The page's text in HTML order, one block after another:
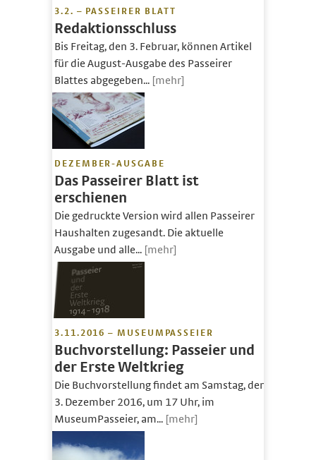
3.2. – PASSEIRER BLATT
Redaktionsschluss
Bis Freitag, den 3. Februar, können Artikel
für die August-Ausgabe des Passeirer
Blattes abgegeben... [mehr]
DEZEMBER-AUSGABE
Das Passeirer Blatt ist
erschienen
Die gedruckte Version wird allen Passeirer
Haushalten zugesandt. Die aktuelle
Ausgabe und alle... [mehr]
3.11.2016 – MUSEUMPASSEIER
Buchvorstellung: Passeier und
der Erste Weltkrieg
Die Buchvorstellung findet am Samstag, den
3. Dezember 2016, um 17 Uhr, im
MuseumPasseier, am... [mehr]